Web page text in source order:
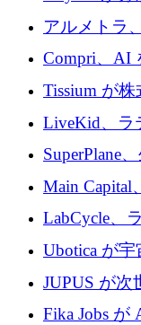
プラットフ
ーロを調達
アルメトラ
ためにシリ
Compri、AI
320 万ユー
Tissium が
3,000 万ユ
LiveKid、ラ
Aldea を買収
SuperPlane
クフロー層
Main Capital
でエンター
LabCycle、
ステムを商
めに43万ポ
Ubotica が
リジェンス
JUPUS が
化するため
Fika Jobs が